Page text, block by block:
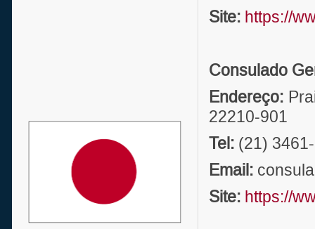
Site: https://
Consulado
Endereço:
22210-901
Tel: (21)
Email:
Site: https://